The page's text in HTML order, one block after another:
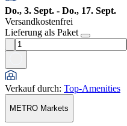
Do., 3. Sept. - Do., 17. Sept.
Versandkostenfrei
Lieferung als Paket
Verkauf durch: Top-Amenities
METRO Markets